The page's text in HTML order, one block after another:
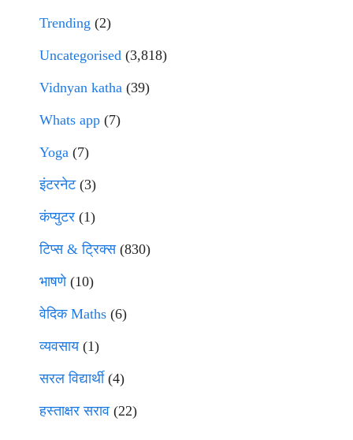
Trending (2)
Uncategorised (3,818)
Vidnyan katha (39)
Whats app (7)
Yoga (7)
इंटरनेट(3)
कंप्युटर (1)
टिप्स & ट्रिक्स(830)
भाषणे(10)
वेदिक Maths (6)
व्यवसाय(1)
सरल विद्यार्थी(4)
हस्ताक्षर सराव (22)